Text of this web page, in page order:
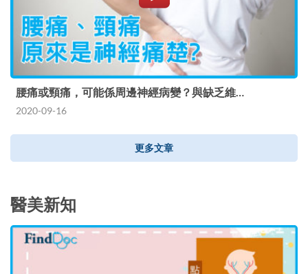
腰痛或頸痛，可能係周邊神經病變？與缺乏維…
2020-09-16
更多文章
醫美新知